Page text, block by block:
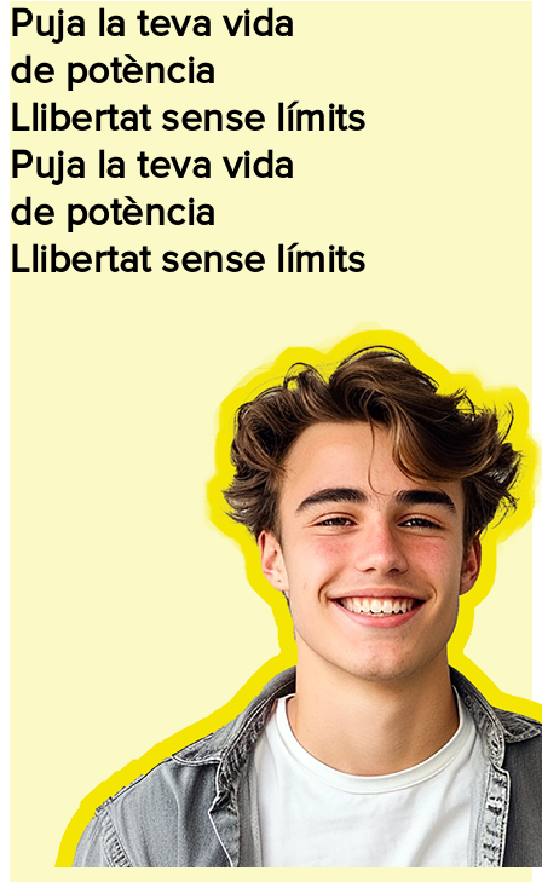
Puja la teva vida
de potència
Llibertat sense límits
Puja la teva vida
de potència
Llibertat sense límits